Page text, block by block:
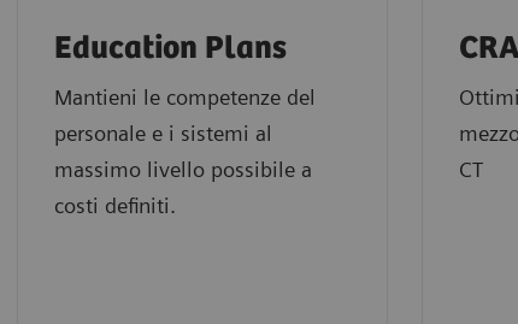
Education Plans
Mantieni le competenze del
personale e i sistemi al
massimo livello possibile a
costi definiti.
CT